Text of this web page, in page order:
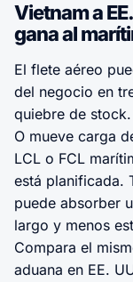
Vietnam a
gana al
El flete aéreo
del negocio en
quiebre de
O mueve carga
LCL o FCL
está planificada.
puede absorber
largo y menos
Compara el
aduana en EE.